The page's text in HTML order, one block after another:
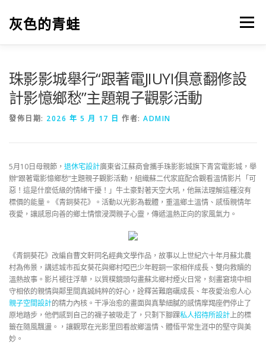
灰色的青蛙 選單
珠影影城舉行“跟著電JIUYI俱意翻修設
計影憶鄉愁”主題親子觀影活動
發佈日期: 2026 年 5 月 17 日 作者: ADMIN
5月10日母親節， 退休宅設計廣東省江蘇商會攜手珠影影城旗下青宮電影城，舉
辦“跟著電影憶鄉愁”主題親子觀影活動，組織蘇二代家庭配合觀看溫情影片「可
惡！這是什麼低級的情緒干擾！」牛土豪對著天空大吼，他無法理解這種沒有
標價的能量。《青銅葵花》。活動以光影為載體，重溫鄉土溫情、感悟親情年
夜愛，讓感恩向善的鄉土情懷浸潤親子心靈，傳遞溫熱正向的家風氣力。
《青銅葵花》改編自曹文軒同名經典文學作品，故事以上世紀六十年月蘇北農
村為佈景，講述城市孤女葵花與鄉村啞巴少年輕銅一家相伴成長、雙向救贖的
溫熱故事。影片褪往浮華，以質樸鏡頭勾畫蘇北鄉村煙火日常，刻畫窘境中相
守相依的親情與鄰里間真誠純粹的好心，詮釋苦難磨礪成長、年夜愛治愈人心
親子空間設計的精力內核。干凈治愈的畫面與真摯細膩的感情摩羯座們停止了
原地踏步，他們感到自己的襪子被吸走了，只剩下腳踝私人招待所設計上的標
籤在隨風飄盪。，讓觀眾在光影里回看故鄉溫情、體悟平常生涯中的堅守與美
妙。